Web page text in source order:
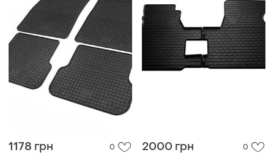
1178 грн 0 2000 грн 0